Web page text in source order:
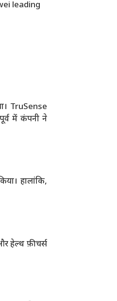
TruSense
में कंपनी ने
हालांकि,
हेल्थ फ़ीचर्स